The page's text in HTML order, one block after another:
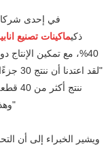
في إحدى شركات
ذكيماكينات تصنيع
"لقد
ويشير الخبراء إلى أن